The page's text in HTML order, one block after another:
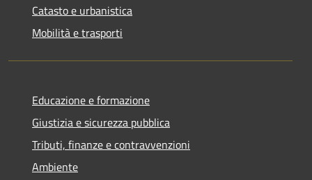
Catasto e urbanistica
Mobilità e trasporti
Educazione e formazione
Giustizia e sicurezza pubblica
Tributi, finanze e contravvenzioni
Ambiente